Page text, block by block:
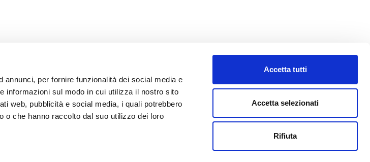
per fornire funzionalità dei social media e
informazioni sul modo in cui utilizza il nostro sito
web, pubblicità e social media, i quali potrebbero
o che hanno raccolto dal suo utilizzo dei loro
Accetta tutti
Accetta selezionati
Rifiuta
2 - I - 24125 Bergamo (BG) - Email: info@abf.eu